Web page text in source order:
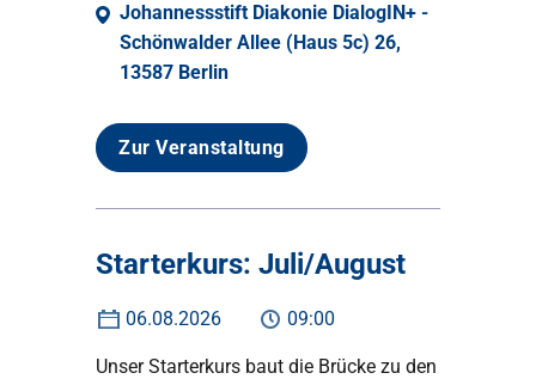
Johannessstift Diakonie DialogIN+ -
Schönwalder Allee (Haus 5c) 26,
13587 Berlin
Zur Veranstaltung
Starterkurs: Juli/August
06.08.2026 09:00
Unser Starterkurs baut die Brücke zu den